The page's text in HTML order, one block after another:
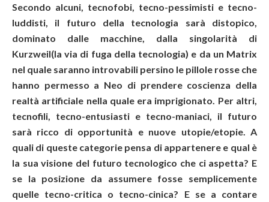
Secondo alcuni, tecnofobi, tecno-pessimisti e tecno-
luddisti, il futuro della tecnologia sarà distopico,
dominato dalle macchine, dalla singolarità di
Kurzweil(la via di fuga della tecnologia) e da un Matrix
nel quale saranno introvabili persino le pillole rosse che
hanno permesso a Neo di prendere coscienza della
realtà artificiale nella quale era imprigionato. Per altri,
tecnofili, tecno-entusiasti e tecno-maniaci, il futuro
sarà ricco di opportunità e nuove utopie/etopie. A
quali di queste categorie pensa di appartenere e qual è
la sua visione del futuro tecnologico che ci aspetta? E
se la posizione da assumere fosse semplicemente
quelle tecno-critica o tecno-cinica? E se a contare